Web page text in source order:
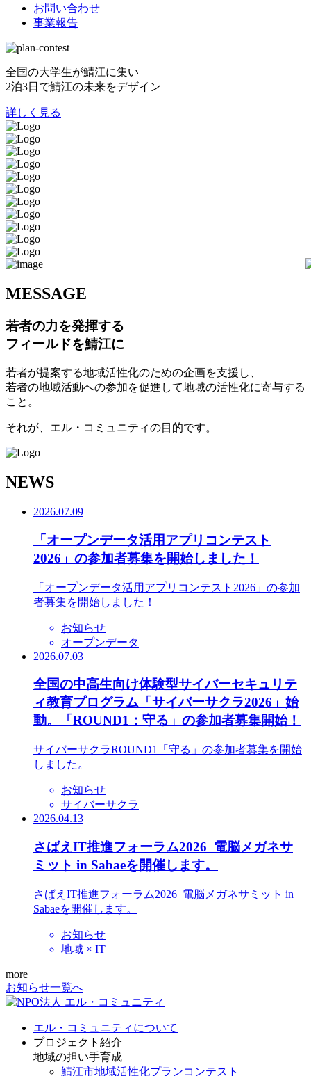
お問い合わせ
事業報告
全国の大学生が鯖江に集い
2泊3日で鯖江の未来をデザイン
詳しく見る
MESSAGE
若者の力を発揮する
フィールドを鯖江に
若者が提案する地域活性化のための企画を支援し、
若者の地域活動への参加を促進して地域の活性化に寄与する
こと。
それが、エル・コミュニティの目的です。
NEWS
2026.07.09
「オープンデータ活用アプリコンテスト
2026」の参加者募集を開始しました！
「オープンデータ活用アプリコンテスト2026」の参加
者募集を開始しました！
お知らせ
オープンデータ
2026.07.03
全国の中高生向け体験型サイバーセキュリテ
ィ教育プログラム「サイバーサクラ2026」始
動。「ROUND1：守る」の参加者募集開始！
サイバーサクラROUND1「守る」の参加者募集を開始
しました。
お知らせ
サイバーサクラ
2026.04.13
さばえIT推進フォーラム2026_電脳メガネサ
ミット in Sabaeを開催します。
さばえIT推進フォーラム2026_電脳メガネサミット in
Sabaeを開催します。
お知らせ
地域 × IT
more
お知らせ一覧へ
エル・コミュニティについて
プロジェクト紹介
地域の担い手育成
鯖江市地域活性化プランコンテスト